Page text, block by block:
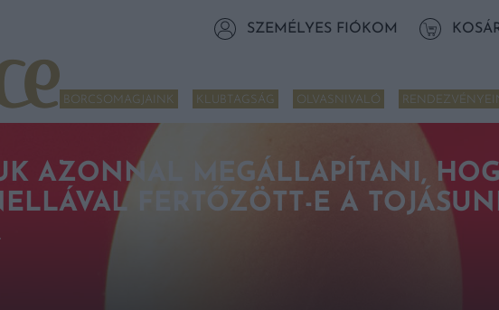
SZEMÉLYES FIÓKOM
BORCSOMAGJAINK KLUBTAGSÁG OLVASNIVALÓ
AZONNAL MEGÁLLAPÍTANI,
FERTŐZÖTT-E A